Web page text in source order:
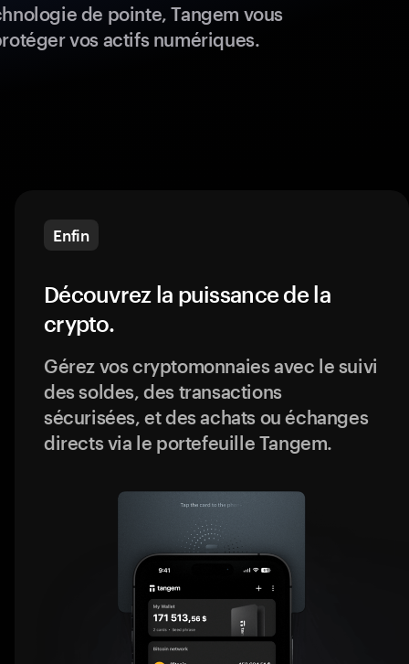
de pointe, Tangem vous
vos actifs numériques.
Enfin
Découvrez la puissance de la
crypto.
Gérez vos cryptomonnaies avec le suivi
des soldes, des transactions
sécurisées, et des achats ou échanges
directs via le portefeuille Tangem.